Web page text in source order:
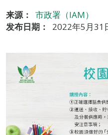
来源：
市政署（IAM）
发布日期：
2022年5月31